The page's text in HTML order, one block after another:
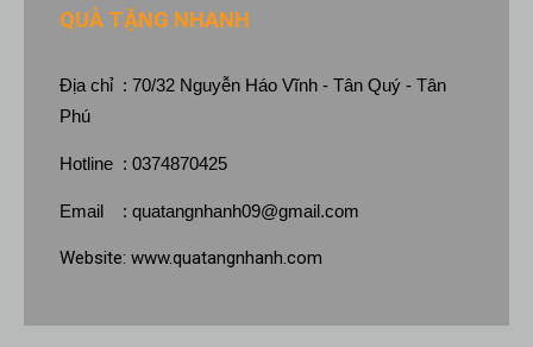
QUÀ TẶNG NHANH
Địa chỉ : 70/32 Nguyễn Háo Vĩnh - Tân Quý - Tân
Phú
Hotline : 0374870425
Email : quatangnhanh09@gmail.com
Website: www.quatangnhanh.com